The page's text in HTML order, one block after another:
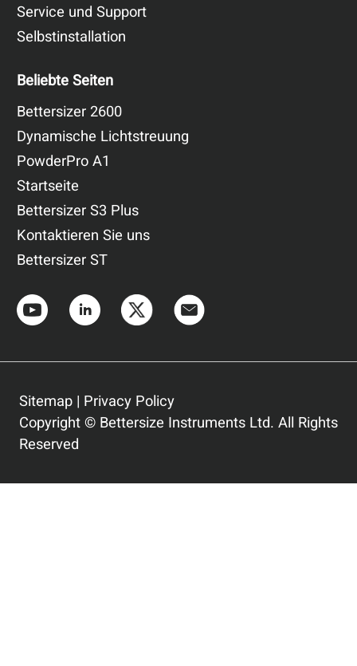
Service und Support
Selbstinstallation
Beliebte Seiten
Bettersizer 2600
Dynamische Lichtstreuung
PowderPro A1
Startseite
Bettersizer S3 Plus
Kontaktieren Sie uns
Bettersizer ST
Sitemap| Privacy Policy
Copyright © Bettersize Instruments Ltd. All Rights
Reserved